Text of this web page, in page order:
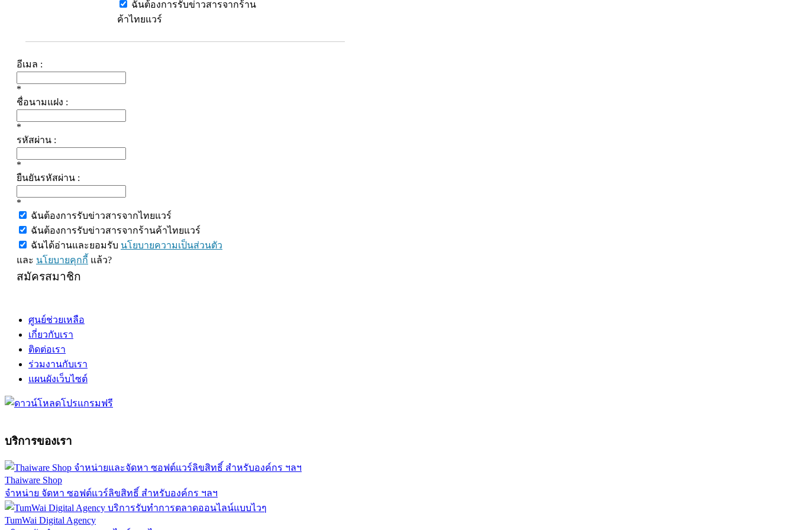
ฉันต้องการรับข่าวสารจากร้าน
ค้าไทยแวร์
อีเมล :
*
ชื่อนามแฝง :
*
รหัสผ่าน :
*
ยืนยันรหัสผ่าน :
*
ฉันต้องการรับข่าวสารจากไทยแวร์
ฉันต้องการรับข่าวสารจากร้านค้าไทยแวร์
ฉันได้อ่านและยอมรับ นโยบายความเป็นส่วนตัว
และ นโยบายคุกกี้ แล้ว?
สมัครสมาชิก
ศูนย์ช่วยเหลือ
เกี่ยวกับเรา
ติดต่อเรา
ร่วมงานกับเรา
แผนผังเว็บไซต์
บริการของเรา
Thaiware Shop
จำหน่าย จัดหา ซอฟต์แวร์ลิขสิทธิ์ สำหรับองค์กร ฯลฯ
TumWai Digital Agency